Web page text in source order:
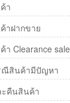
า
าฝากขาย
า Clearance sale
ณีสินค้ามีปัญหา
ะคืนสินค้า